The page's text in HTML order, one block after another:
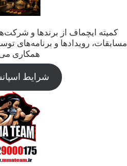
کمیته ایچماف از برندها و
مسابقات، رویدادها و برنامه‌های
همکاری
شرایط